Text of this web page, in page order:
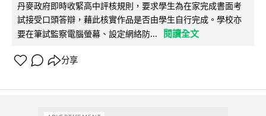
丹麥政府即時收緊高中評核規則，要求學生為在家完成書面考
試接受口頭答辯，藉此核實作品是否由學生自行完成。學校亦
要在筆試監察電腦螢幕、設定網絡防...
閱讀全文
分享